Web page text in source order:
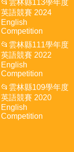
📂雲林縣113學年度
英語競賽 2024
English
Competition
📂雲林縣111學年度
英語競賽 2022
English
Competition
📂雲林縣109學年度
英語競賽 2020
English
Competition